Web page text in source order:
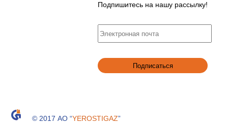
Подпишитесь на нашу рассылку!
© 2017 АО “YEROSTIGAZ”